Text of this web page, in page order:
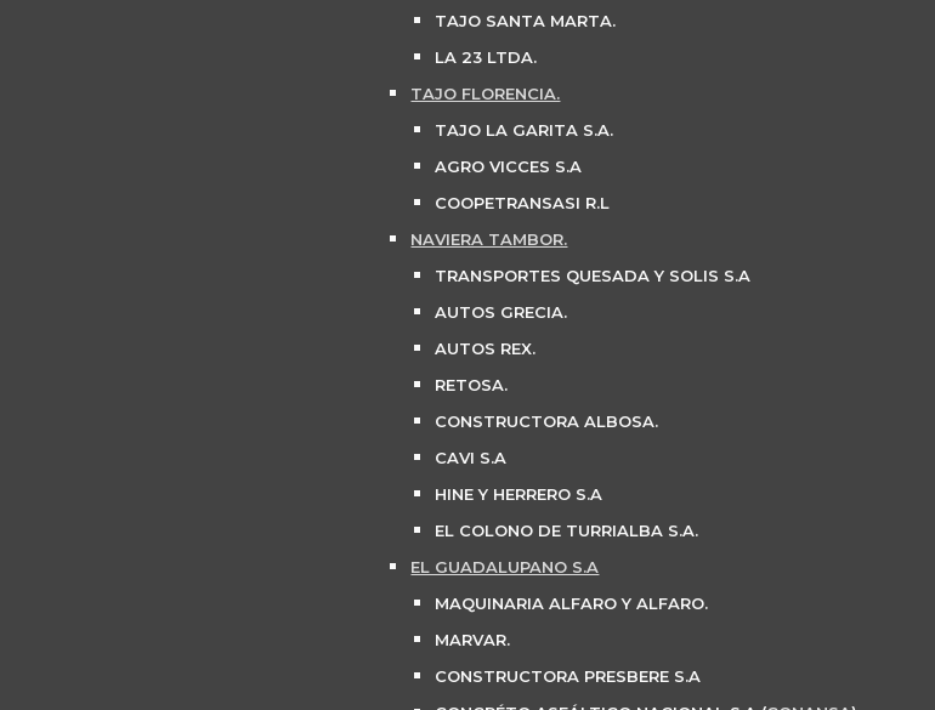
TAJO SANTA MARTA.
LA 23 LTDA.
TAJO FLORENCIA.
TAJO LA GARITA S.A.
AGRO VICCES S.A
COOPETRANSASI R.L
NAVIERA TAMBOR.
TRANSPORTES QUESADA Y SOLIS S.A
AUTOS GRECIA.
AUTOS REX.
RETOSA.
CONSTRUCTORA ALBOSA.
CAVI S.A
HINE Y HERRERO S.A
EL COLONO DE TURRIALBA S.A.
EL GUADALUPANO S.A
MAQUINARIA ALFARO Y ALFARO.
MARVAR.
CONSTRUCTORA PRESBERE S.A